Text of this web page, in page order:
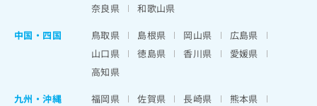
奈良県
和歌山県
中国・四国
鳥取県 島根県 岡山県
広島県
山口県
徳島県 香川県
愛媛県
高知県
九州・沖縄
福岡県 佐賀県 長崎県
熊本県